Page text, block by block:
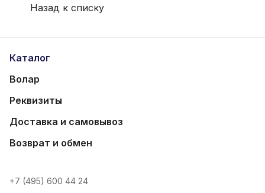
Назад к списку
Каталог
Волар
Реквизиты
Доставка и самовывоз
Возврат и обмен
+7 (495) 600 44 24